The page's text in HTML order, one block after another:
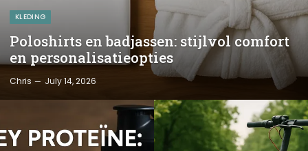
KLEDING
Poloshirts en badjassen: stijlvol comfort
en personalisatieopties
Chris July 14, 2026